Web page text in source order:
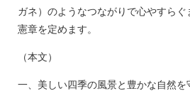
ガネ）のようなつながりで心やすら
憲章を定めます。
（本文）
一、美しい四季の風景と豊かな自然